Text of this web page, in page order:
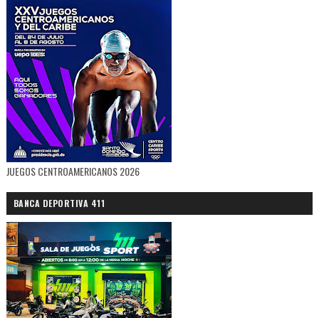
JUEGOS CENTROAMERICANOS 2026
BANCA DEPORTIVA 411